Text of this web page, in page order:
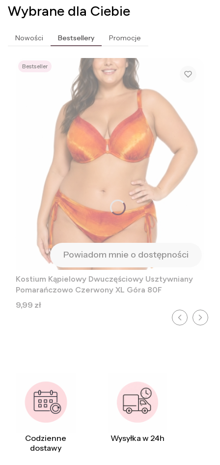
Wybrane dla Ciebie
Nowości Bestsellery Promocje
Bestseller
Powiadom mnie o dostępności
Kostium Kąpielowy Dwuczęściowy Usztywniany
Pomarańczowo Czerwony XL Góra 80F
Cena
9,99 zł
Codzienne
dostawy
Wysyłka w 24h